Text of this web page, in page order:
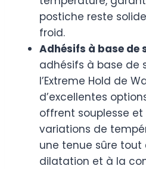
postiche reste
froid.
Adhésifs à base de
adhésifs à base de
l’Extreme Hold de
d’excellentes
offrent souplesse
variations de
une tenue sûre tout
dilatation et à la